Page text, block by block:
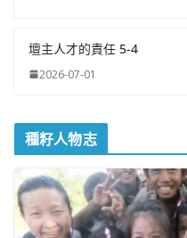
壇主人才的責任 5-4
2026-07-01
種籽人物志